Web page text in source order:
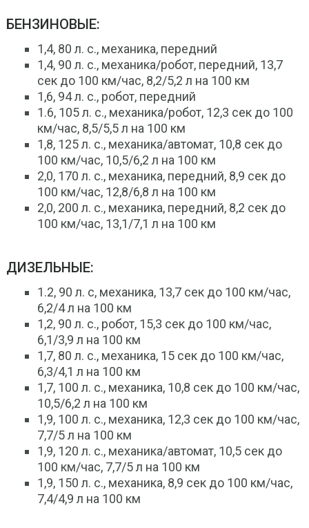
БЕНЗИНОВЫЕ:
1,4, 80 л. с., механика, передний
1,4, 90 л. с., механика/робот, передний, 13,7
сек до 100 км/час, 8,2/5,2 л на 100 км
1,6, 94 л. с., робот, передний
1.6, 105 л. с., механика/робот, 12,3 сек до 100
км/час, 8,5/5,5 л на 100 км
1,8, 125 л. с., механика/автомат, 10,8 сек до
100 км/час, 10,5/6,2 л на 100 км
2,0, 170 л. с., механика, передний, 8,9 сек до
100 км/час, 12,8/6,8 л на 100 км
2,0, 200 л. с., механика, передний, 8,2 сек до
100 км/час, 13,1/7,1 л на 100 км
ДИЗЕЛЬНЫЕ:
1.2, 90 л. с, механика, 13,7 сек до 100 км/час,
6,2/4 л на 100 км
1,2, 90 л. с., робот, 15,3 сек до 100 км/час,
6,1/3,9 л на 100 км
1,7, 80 л. с., механика, 15 сек до 100 км/час,
6,3/4,1 л на 100 км
1,7, 100 л. с., механика, 10,8 сек до 100 км/час,
10,5/6,2 л на 100 км
1,9, 100 л. с., механика, 12,3 сек до 100 км/час,
7,7/5 л на 100 км
1,9, 120 л. с., механика/автомат, 10,5 сек до
100 км/час, 7,7/5 л на 100 км
1,9, 150 л. с., механика, 8,9 сек до 100 км/час,
7,4/4,9 л на 100 км